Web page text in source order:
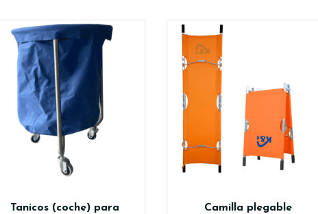
Tanicos (coche) para
Camilla plegable